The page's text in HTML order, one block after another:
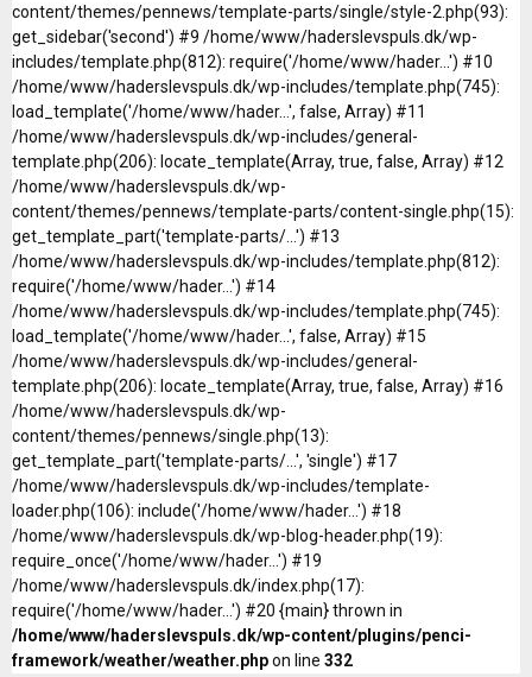
content/themes/pennews/template-parts/single/style-2.php(93):
get_sidebar('second') #9 /home/www/haderslevspuls.dk/wp-
includes/template.php(812): require('/home/www/hader...') #10
/home/www/haderslevspuls.dk/wp-includes/template.php(745):
load_template('/home/www/hader...', false, Array) #11
/home/www/haderslevspuls.dk/wp-includes/general-
template.php(206): locate_template(Array, true, false, Array) #12
/home/www/haderslevspuls.dk/wp-
content/themes/pennews/template-parts/content-single.php(15):
get_template_part('template-parts/...') #13
/home/www/haderslevspuls.dk/wp-includes/template.php(812):
require('/home/www/hader...') #14
/home/www/haderslevspuls.dk/wp-includes/template.php(745):
load_template('/home/www/hader...', false, Array) #15
/home/www/haderslevspuls.dk/wp-includes/general-
template.php(206): locate_template(Array, true, false, Array) #16
/home/www/haderslevspuls.dk/wp-
content/themes/pennews/single.php(13):
get_template_part('template-parts/...', 'single') #17
/home/www/haderslevspuls.dk/wp-includes/template-
loader.php(106): include('/home/www/hader...') #18
/home/www/haderslevspuls.dk/wp-blog-header.php(19):
require_once('/home/www/hader...') #19
/home/www/haderslevspuls.dk/index.php(17):
require('/home/www/hader...') #20 {main} thrown in
/home/www/haderslevspuls.dk/wp-content/plugins/penci-
framework/weather/weather.phpon line 332